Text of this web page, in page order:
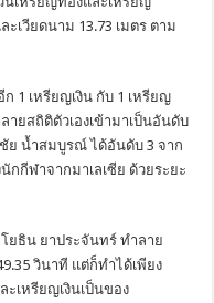
ะเวียดนาม 13.73 เมตร ตาม
1 เหรียญเงิน กับ 1 เหรียญ
ยสถิติตัวเองเข้ามาเป็นอันดับ
ย น้ำสมบูรณ์ ได้อันดับ 3 จาก
กกีฬาจากมาเลเซีย ด้วยระยะ
ยธิน ยาประจันทร์ ทำลาย
วินาที แต่ก็ทำได้เพียง
เหรียญเงินเป็นของ